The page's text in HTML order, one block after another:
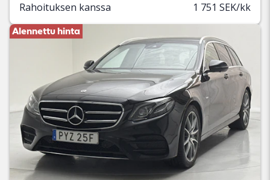
Rahoituksen kanssa 1 751 SEK/kk
Alennettu hinta